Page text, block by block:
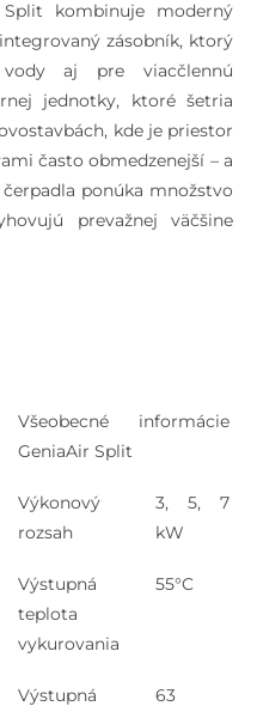
kombinuje moderný
zásobník, ktorý
aj pre viacčlennú
jednotky, ktoré šetria
kde je priestor
často obmedzenejší – a
ponúka množstvo
prevažnej väčšine
Všeobecné informácie
GeniaAir Split
Výkonový
rozsah
3, 5, 7
kW
Výstupná
teplota
vykurovania
55°C
Výstupná
63